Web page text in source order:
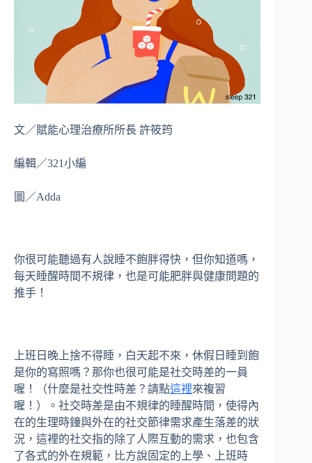
文／賦能心理治療所所長 許筱筠
編輯／321小編
圖／Adda
你很可能聽過有人說睡不飽胖得快，但你知道嗎，
每天睡醒時間不規律，也是可能肥胖與健康問題的
推手！
上班日晚上捨不得睡，白天起不來，休假日睡到飽
是你的寫照嗎？那你也很可能是社交時差的一員
喔！（什麼是社交性時差？請點這裡來複習
喔！）。社交時差是由不規律的睡醒時間，使得內
在的生理時鐘與外在的社交節律需求產生落差的狀
況，這裡的社交指的除了人際互動的需求，也包含
了各式的外在規範，比方說固定的上學、上班時